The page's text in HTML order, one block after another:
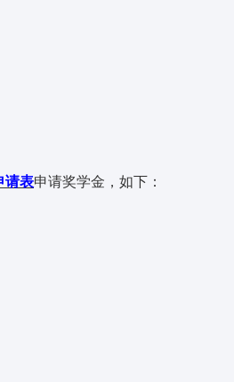
请表申请奖学金，如下：